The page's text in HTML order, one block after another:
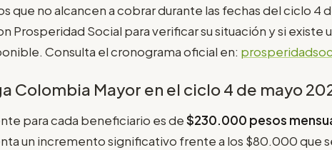
que no alcancen a cobrar durante las fechas del ciclo 4
Prosperidad Social para verificar su situación y si existe
Consulta el cronograma oficial en:
Colombia Mayor en el ciclo 4 de mayo
para cada beneficiario es de$230.000 pesos
un incremento significativo frente a los $80.000 que